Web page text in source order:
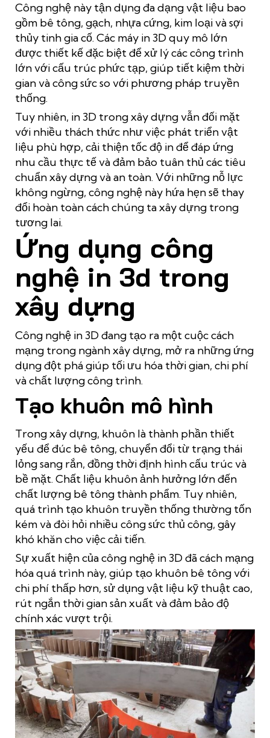
Công nghệ này tận dụng đa dạng vật liệu bao
gồm bê tông, gạch, nhựa cứng, kim loại và sợi
thủy tinh gia cố. Các máy in 3D quy mô lớn
được thiết kế đặc biệt để xử lý các công trình
lớn với cấu trúc phức tạp, giúp tiết kiệm thời
gian và công sức so với phương pháp truyền
thống.
Tuy nhiên, in 3D trong xây dựng vẫn đối mặt
với nhiều thách thức như việc phát triển vật
liệu phù hợp, cải thiện tốc độ in để đáp ứng
nhu cầu thực tế và đảm bảo tuân thủ các tiêu
chuẩn xây dựng và an toàn. Với những nỗ lực
không ngừng, công nghệ này hứa hẹn sẽ thay
đổi hoàn toàn cách chúng ta xây dựng trong
tương lai.
Ứng dụng công
nghệ in 3d trong
xây dựng
Công nghệ in 3D đang tạo ra một cuộc cách
mạng trong ngành xây dựng, mở ra những ứng
dụng đột phá giúp tối ưu hóa thời gian, chi phí
và chất lượng công trình.
Tạo khuôn mô hình
Trong xây dựng, khuôn là thành phần thiết
yếu để đúc bê tông, chuyển đổi từ trạng thái
lỏng sang rắn, đồng thời định hình cấu trúc và
bề mặt. Chất liệu khuôn ảnh hưởng lớn đến
chất lượng bê tông thành phẩm. Tuy nhiên,
quá trình tạo khuôn truyền thống thường tốn
kém và đòi hỏi nhiều công sức thủ công, gây
khó khăn cho việc cải tiến.
Sự xuất hiện của công nghệ in 3D đã cách mạng
hóa quá trình này, giúp tạo khuôn bê tông với
chi phí thấp hơn, sử dụng vật liệu kỹ thuật cao,
rút ngắn thời gian sản xuất và đảm bảo độ
chính xác vượt trội.